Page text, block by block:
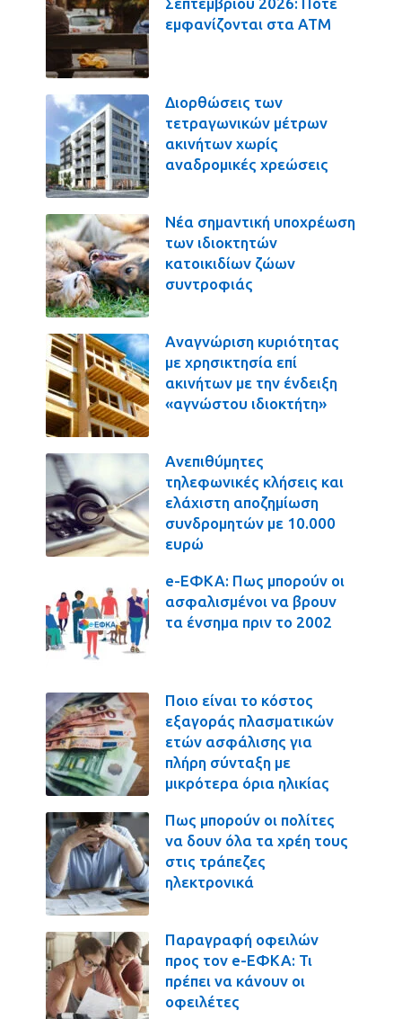
εμφανίζονται στα ΑΤΜ
Διορθώσεις των
τετραγωνικών μέτρων
ακινήτων χωρίς
αναδρομικές χρεώσεις
Νέα σημαντική υποχρέωση
των ιδιοκτητών
κατοικιδίων ζώων
συντροφιάς
Αναγνώριση κυριότητας
με χρησικτησία επί
ακινήτων με την ένδειξη
«αγνώστου ιδιοκτήτη»
Ανεπιθύμητες
τηλεφωνικές κλήσεις και
ελάχιστη αποζημίωση
συνδρομητών με 10.000
ευρώ
e-ΕΦΚΑ: Πως μπορούν οι
ασφαλισμένοι να βρουν
τα ένσημα πριν το 2002
Ποιο είναι το κόστος
εξαγοράς πλασματικών
ετών ασφάλισης για
πλήρη σύνταξη με
μικρότερα όρια ηλικίας
Πως μπορούν οι πολίτες
να δουν όλα τα χρέη τους
στις τράπεζες
ηλεκτρονικά
Παραγραφή οφειλών
προς τον e-ΕΦΚΑ: Τι
πρέπει να κάνουν οι
οφειλέτες